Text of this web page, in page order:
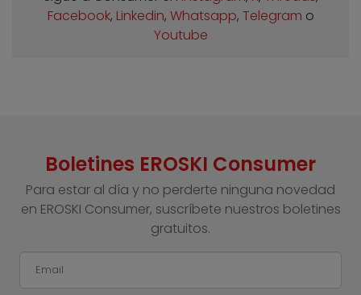
Facebook, Linkedin, Whatsapp, Telegram o
Youtube
Boletines EROSKI Consumer
Para estar al día y no perderte ninguna novedad
en EROSKI Consumer, suscríbete nuestros boletines
gratuitos.